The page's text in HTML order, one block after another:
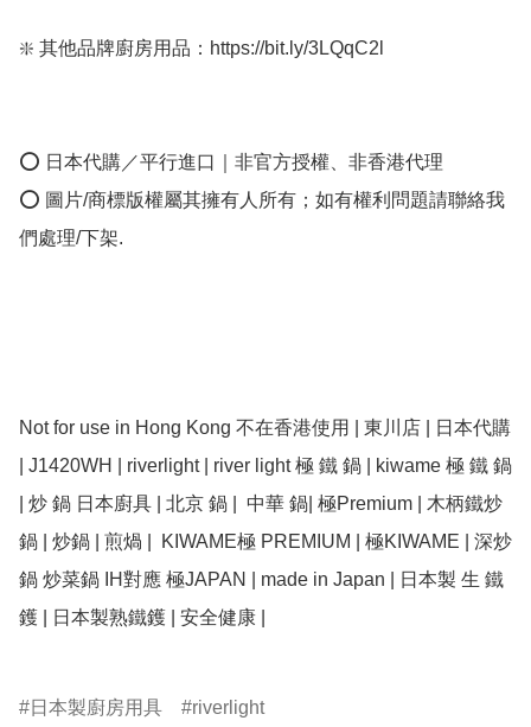
❇️ 其他品牌廚房用品：https://bit.ly/3LQqC2l
⭕ 日本代購／平行進口｜非官方授權、非香港代理
⭕ 圖片/商標版權屬其擁有人所有；如有權利問題請聯絡我
們處理/下架.
Not for use in Hong Kong 不在香港使用 | 東川店 | 日本代購
| J1420WH | riverlight | river light 極 鐵 鍋 | kiwame 極 鐵 鍋
| 炒 鍋 日本廚具 | 北京 鍋 |  中華 鍋| 極Premium | 木柄鐵炒
鍋 | 炒鍋 | 煎煱 |  KIWAME極 PREMIUM | 極KIWAME | 深炒
鍋 炒菜鍋 IH對應 極JAPAN | made in Japan | 日本製 生 鐵
鑊 | 日本製熟鐵鑊 | 安全健康 |
日本製廚房用具 riverlight